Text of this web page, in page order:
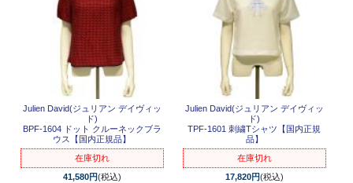
Julien David(ジュリアン デイヴィッ
ド)
BPF-1604 ドット クルーネックブラ
ウス【国内正規品】
在庫切れ
41,580円(税込)
Julien David(ジュリアン デイヴィッ
ド)
TPF-1601 刺繍Tシャツ【国内正規
品】
在庫切れ
17,820円(税込)